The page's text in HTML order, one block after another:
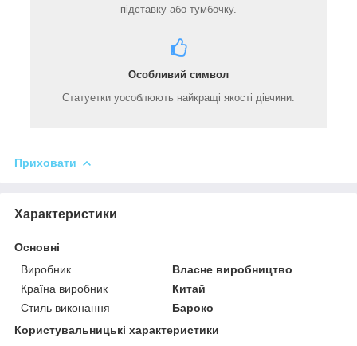
підставку або тумбочку.
Особливий символ
Статуетки уособлюють найкращі якості дівчини.
Приховати
Характеристики
Основні
Виробник
Власне виробництво
Країна виробник
Китай
Стиль виконання
Бароко
Користувальницькі характеристики